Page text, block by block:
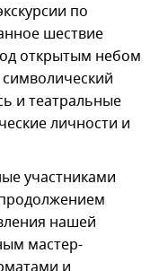
по
шествие
открытым небом
и театральные
личности и
участниками
нашей
мастер-